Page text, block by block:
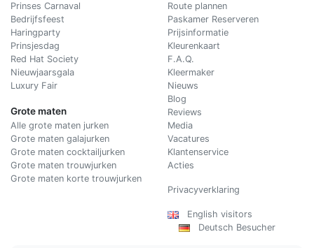
Prinses Carnaval
Bedrijfsfeest
Haringparty
Prinsjesdag
Red Hat Society
Nieuwjaarsgala
Luxury Fair
Grote maten
Alle grote maten jurken
Grote maten galajurken
Grote maten cocktailjurken
Grote maten trouwjurken
Grote maten korte trouwjurken
Route plannen
Paskamer Reserveren
Prijsinformatie
Kleurenkaart
F.A.Q.
Kleermaker
Nieuws
Blog
Reviews
Media
Vacatures
Klantenservice
Acties
Privacyverklaring
English visitors
Deutsch Besucher